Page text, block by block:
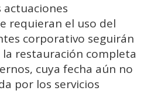
requieran el uso del
corporativo seguirán
restauración completa
cuya fecha aún no
por los servicios